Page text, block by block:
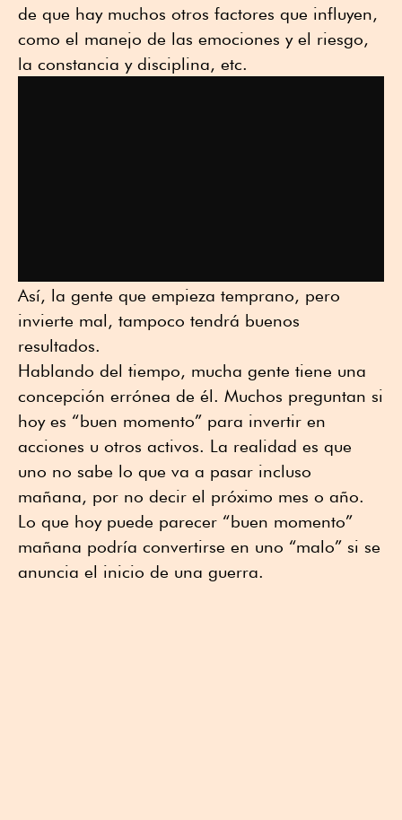
de que hay muchos otros factores que influyen,
como el manejo de las emociones y el riesgo,
la constancia y disciplina, etc.
Así, la gente que empieza temprano, pero
invierte mal, tampoco tendrá buenos
resultados.
Hablando del tiempo, mucha gente tiene una
concepción errónea de él. Muchos preguntan si
hoy es “buen momento” para invertir en
acciones u otros activos. La realidad es que
uno no sabe lo que va a pasar incluso
mañana, por no decir el próximo mes o año.
Lo que hoy puede parecer “buen momento”
mañana podría convertirse en uno “malo” si se
anuncia el inicio de una guerra.